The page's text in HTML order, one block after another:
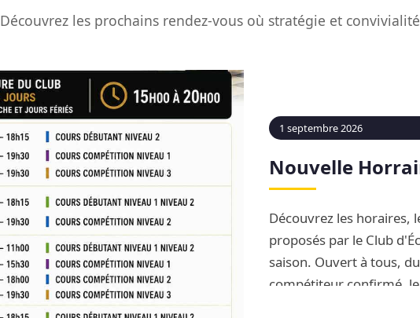
Découvrez les prochains rendez-vous où stratégie et
1 septembre 2026
Nouvelle
Découvrez les horaires,
proposés par le Club
saison. Ouvert à tous,
compétiteur confirmé,